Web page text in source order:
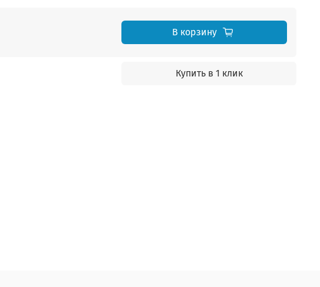
В корзину
Купить в 1 клик